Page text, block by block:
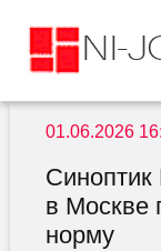
01.06.2026
Синоптик
в Москве
норму